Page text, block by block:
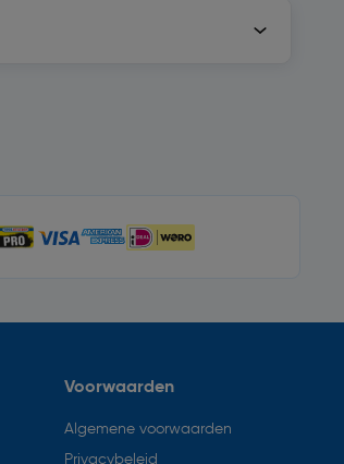
Voorwaarden
Algemene voorwaarden
Privacybeleid